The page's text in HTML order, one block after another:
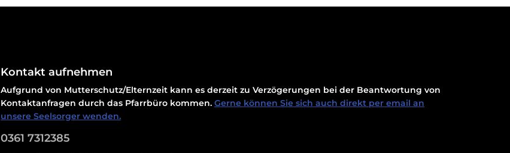
Kontakt aufnehmen
Aufgrund von Mutterschutz/Elternzeit kann es derzeit zu Verzögerungen bei der Beantwortung von
Kontaktanfragen durch das Pfarrbüro kommen. Gerne können Sie sich auch direkt per email an
unsere Seelsorger wenden.
0361 7312385